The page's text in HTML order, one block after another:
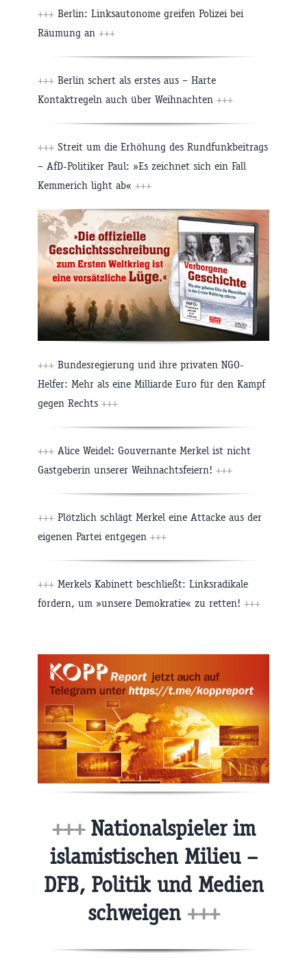
+++ Berlin: Linksautonome greifen Polizei bei
Räumung an +++
+++ Berlin schert als erstes aus – Harte
Kontaktregeln auch über Weihnachten +++
+++ Streit um die Erhöhung des Rundfunkbeitrags
– AfD-Politiker Paul: »Es zeichnet sich ein Fall
Kemmerich light ab« +++
+++ Bundesregierung und ihre privaten NGO-
Helfer: Mehr als eine Milliarde Euro für den Kampf
gegen Rechts +++
+++ Alice Weidel: Gouvernante Merkel ist nicht
Gastgeberin unserer Weihnachtsfeiern! +++
+++ Plötzlich schlägt Merkel eine Attacke aus der
eigenen Partei entgegen +++
+++ Merkels Kabinett beschließt: Linksradikale
fördern, um »unsere Demokratie« zu retten! +++
+++Nationalspieler im
islamistischen Milieu –
DFB, Politik und Medien
schweigen +++